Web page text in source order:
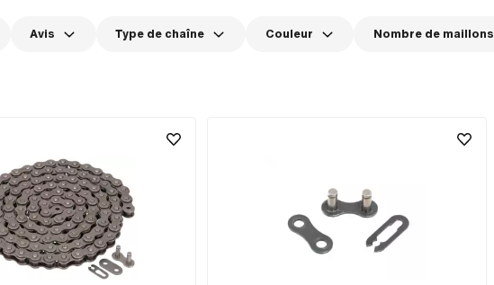
Avis Type de chaîne Couleur Nombre de maillons